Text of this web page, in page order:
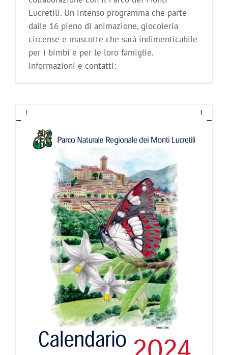
Lucretili. Un intenso programma che parte
dalle 16 pieno di animazione, giocoleria
circense e mascotte che sarà indimenticabile
per i bimbi e per le loro famiglie.
Informazioni e contatti: